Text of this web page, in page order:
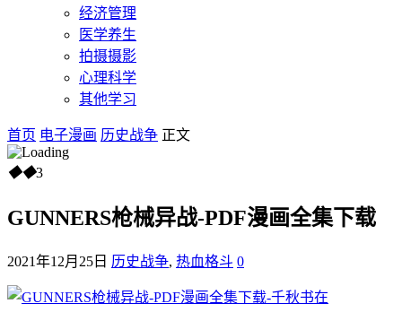
经济管理
医学养生
拍摄摄影
心理科学
其他学习
首页 电子漫画 历史战争 正文
◆◆3
GUNNERS枪械异战-PDF漫画全集下载
2021年12月25日 历史战争, 热血格斗 0